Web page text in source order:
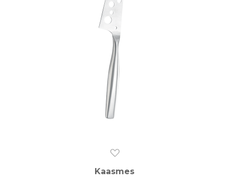
Kaasmes